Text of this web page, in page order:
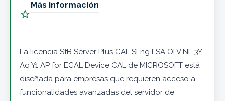

Más información
La licencia SfB Server Plus CAL SLng LSA OLV NL 3Y
Aq Y1 AP for ECAL Device CAL de MICROSOFT está
diseñada para empresas que requieren acceso a
funcionalidades avanzadas del servidor de